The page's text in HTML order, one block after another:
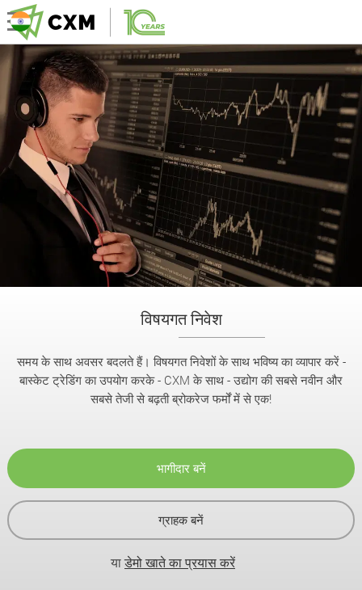
विषयगत निवेश
समय के साथ अवसर बदलते हैं। विषयगत निवेशों के साथ भविष्य का व्यापार करें -
बास्केट ट्रेडिंग का उपयोग करके - CXM के साथ - उद्योग की सबसे नवीन और
सबसे तेजी से बढ़ती ब्रोकरेज फर्मों में से एक!
भागीदार बनें
ग्राहक बनें
याडेमो खाते का प्रयास करें